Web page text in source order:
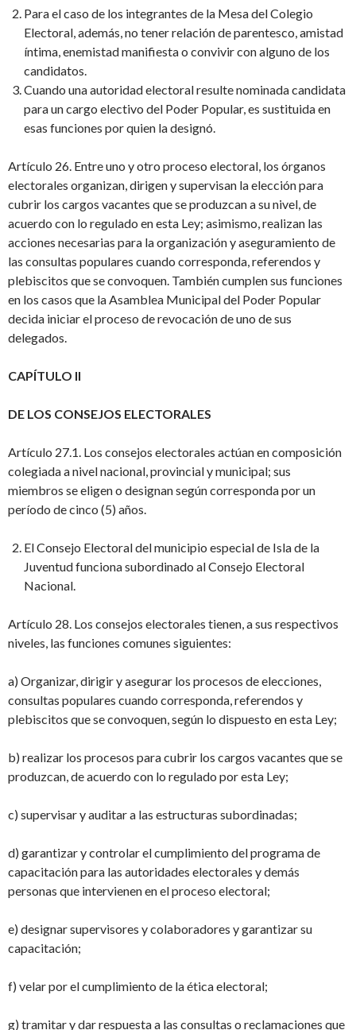
Para el caso de los integrantes de la Mesa del Colegio
Electoral, además, no tener relación de parentesco, amistad
íntima, enemistad manifiesta o convivir con alguno de los
candidatos.
Cuando una autoridad electoral resulte nominada candidata
para un cargo electivo del Poder Popular, es sustituida en
esas funciones por quien la designó.
Artículo 26. Entre uno y otro proceso electoral, los órganos
electorales organizan, dirigen y supervisan la elección para
cubrir los cargos vacantes que se produzcan a su nivel, de
acuerdo con lo regulado en esta Ley; asimismo, realizan las
acciones necesarias para la organización y aseguramiento de
las consultas populares cuando corresponda, referendos y
plebiscitos que se convoquen. También cumplen sus funciones
en los casos que la Asamblea Municipal del Poder Popular
decida iniciar el proceso de revocación de uno de sus
delegados.
CAPÍTULO II
DE LOS CONSEJOS ELECTORALES
Artículo 27.1. Los consejos electorales actúan en composición
colegiada a nivel nacional, provincial y municipal; sus
miembros se eligen o designan según corresponda por un
período de cinco (5) años.
El Consejo Electoral del municipio especial de Isla de la
Juventud funciona subordinado al Consejo Electoral
Nacional.
Artículo 28. Los consejos electorales tienen, a sus respectivos
niveles, las funciones comunes siguientes:
a) Organizar, dirigir y asegurar los procesos de elecciones,
consultas populares cuando corresponda, referendos y
plebiscitos que se convoquen, según lo dispuesto en esta Ley;
b) realizar los procesos para cubrir los cargos vacantes que se
produzcan, de acuerdo con lo regulado por esta Ley;
c) supervisar y auditar a las estructuras subordinadas;
d) garantizar y controlar el cumplimiento del programa de
capacitación para las autoridades electorales y demás
personas que intervienen en el proceso electoral;
e) designar supervisores y colaboradores y garantizar su
capacitación;
f) velar por el cumplimiento de la ética electoral;
g) tramitar y dar respuesta a las consultas o reclamaciones que